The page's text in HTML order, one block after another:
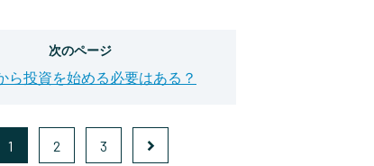
次のページ
ら投資を始める必要はある？
1 2 3